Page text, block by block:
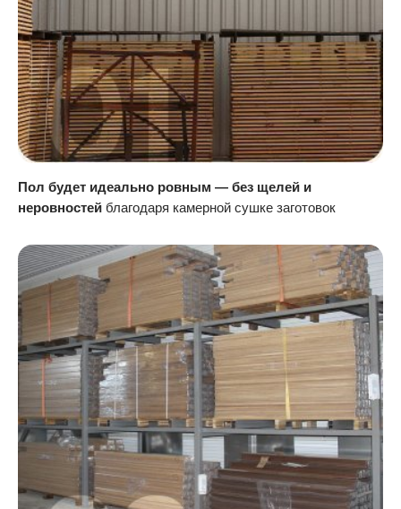
Пол будет идеально ровным — без щелей и
неровностей благодаря камерной сушке заготовок